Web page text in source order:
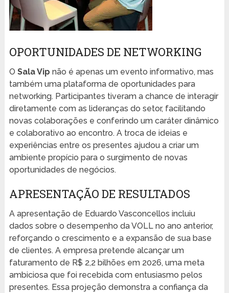
OPORTUNIDADES DE NETWORKING
O Sala Vip não é apenas um evento informativo, mas
também uma plataforma de oportunidades para
networking. Participantes tiveram a chance de interagir
diretamente com as lideranças do setor, facilitando
novas colaborações e conferindo um caráter dinâmico
e colaborativo ao encontro. A troca de ideias e
experiências entre os presentes ajudou a criar um
ambiente propício para o surgimento de novas
oportunidades de negócios.
APRESENTAÇÃO DE RESULTADOS
A apresentação de Eduardo Vasconcellos incluiu
dados sobre o desempenho da VOLL no ano anterior,
reforçando o crescimento e a expansão de sua base
de clientes. A empresa pretende alcançar um
faturamento de R$ 2,2 bilhões em 2026, uma meta
ambiciosa que foi recebida com entusiasmo pelos
presentes. Essa projeção demonstra a confiança da